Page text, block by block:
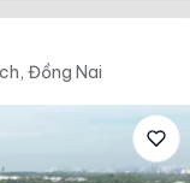
Đồng Nai